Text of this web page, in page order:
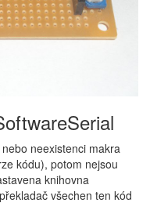
neexistenci makra
kódu), potom nejsou
knihovna
všechen ten kód